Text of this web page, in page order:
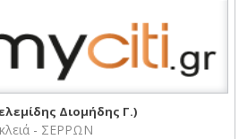
Διομήδης Γ.)
- ΣΕΡΡΩΝ